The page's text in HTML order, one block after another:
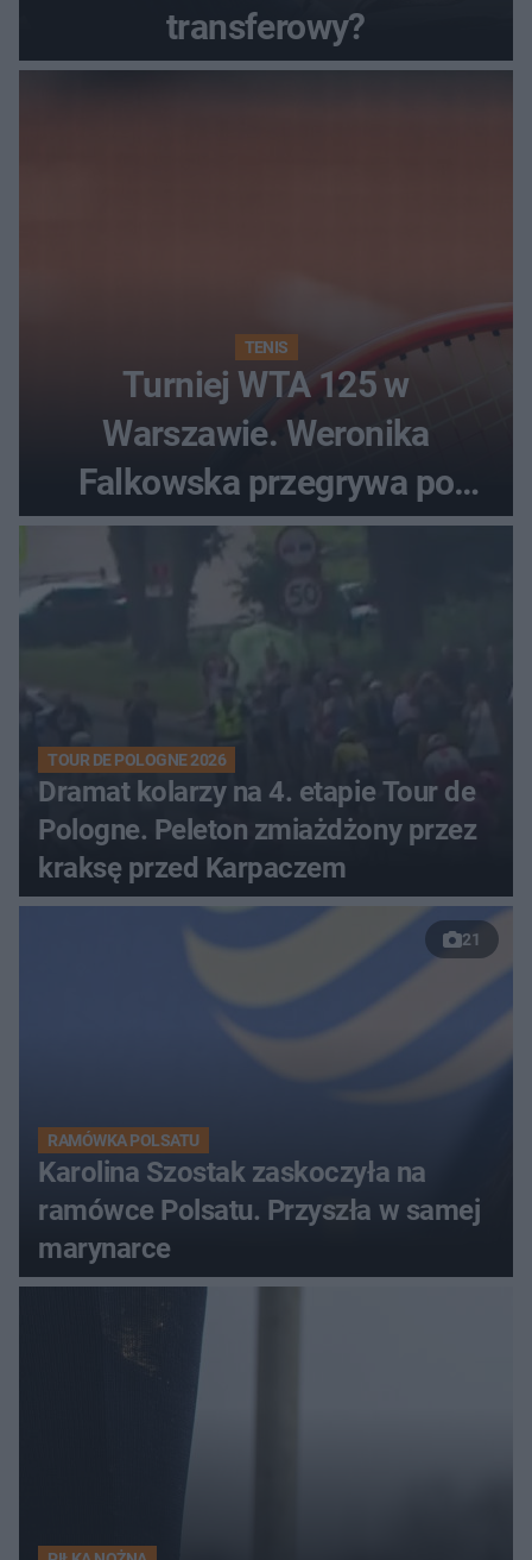
transferowy?
TENIS
Turniej WTA 125 w
Warszawie. Weronika
Falkowska przegrywa po
zaciętym boju
TOUR DE POLOGNE 2026
Dramat kolarzy na 4. etapie Tour de
Pologne. Peleton zmiażdżony przez
kraksę przed Karpaczem
21
RAMÓWKA POLSATU
Karolina Szostak zaskoczyła na
ramówce Polsatu. Przyszła w samej
marynarce